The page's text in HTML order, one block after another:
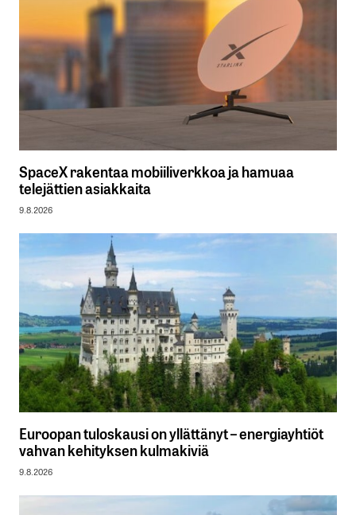
SpaceX rakentaa mobiiliverkkoa ja hamuaa
telejättien asiakkaita
9.8.2026
Euroopan tuloskausi on yllättänyt – energiayhtiöt
vahvan kehityksen kulmakiviä
9.8.2026